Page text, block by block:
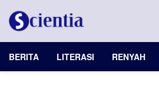
BERITA LITERASI RENYAH